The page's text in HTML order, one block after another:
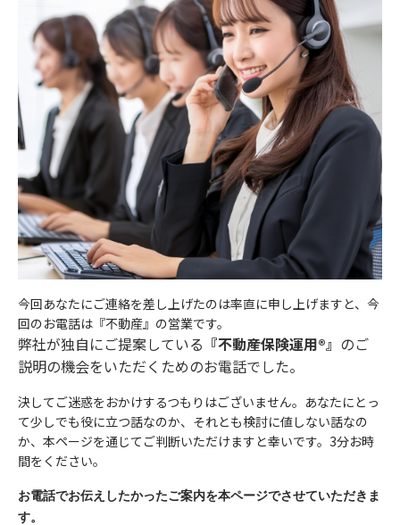
今回あなたにご連絡を差し上げたのは率直に申し上げますと、今
回のお電話は『不動産』の営業です。
弊社が独自にご提案している 『不動産保険運用®』 のご
説明の機会をいただくためのお電話でした。
決してご迷惑をおかけするつもりはございません。あなたにとっ
て少しでも役に立つ話なのか、それとも検討に値しない話なの
か、本ページを通じてご判断いただけますと幸いです。3分お時
間をください。
お電話でお伝えしたかったご案内を本ページでさせていただきま
す。
個人情報のお取り扱いについて
セットライフエージェンシー（以下，「当社」といいます。）
は、本ウェブサイト上で提供するサービス（以下「本サービス」
といいます）におけるプライバシー情報の取扱いについて、以下
のとおりプライバシーポリシー（以下「本ポリシー」といいま
す）を定めます。
個人情報の重要性に鑑み、また、不動産業・保険業に対する社会
の信頼をより向上させるため、お客様の個人情報を適正にお取り
扱い致します。
1）法令等の遵守
当社は、個人情報の保護に関する法律(個人情報保護法)その他の
2）従業員教育
当社は、個人情報の取扱いが適正に行われるよう従業者への教
育・指導を徹底します。
3）個人情報の利用目的
個人情報の取扱いに同意する
お名前
年齢 必須
年収
お住まいの都道府県
電話番号 必須
メールアドレス 必須
ご興味のある内容
収益不動産保険型運用の詳細
ご希望時間帯にコンサルタントからお電話をさせていただ
きます。
必要事項をご入力のうえ、送信してください。
お客様の情報
お名前 必須
年齢 必須
年収 任意
お住まいの都道府県 必須
年収
お住まいの都道府県 任意
電話番号
メールアドレス 必須
ご興味のある内容
資産運用・老後資金準備
相続